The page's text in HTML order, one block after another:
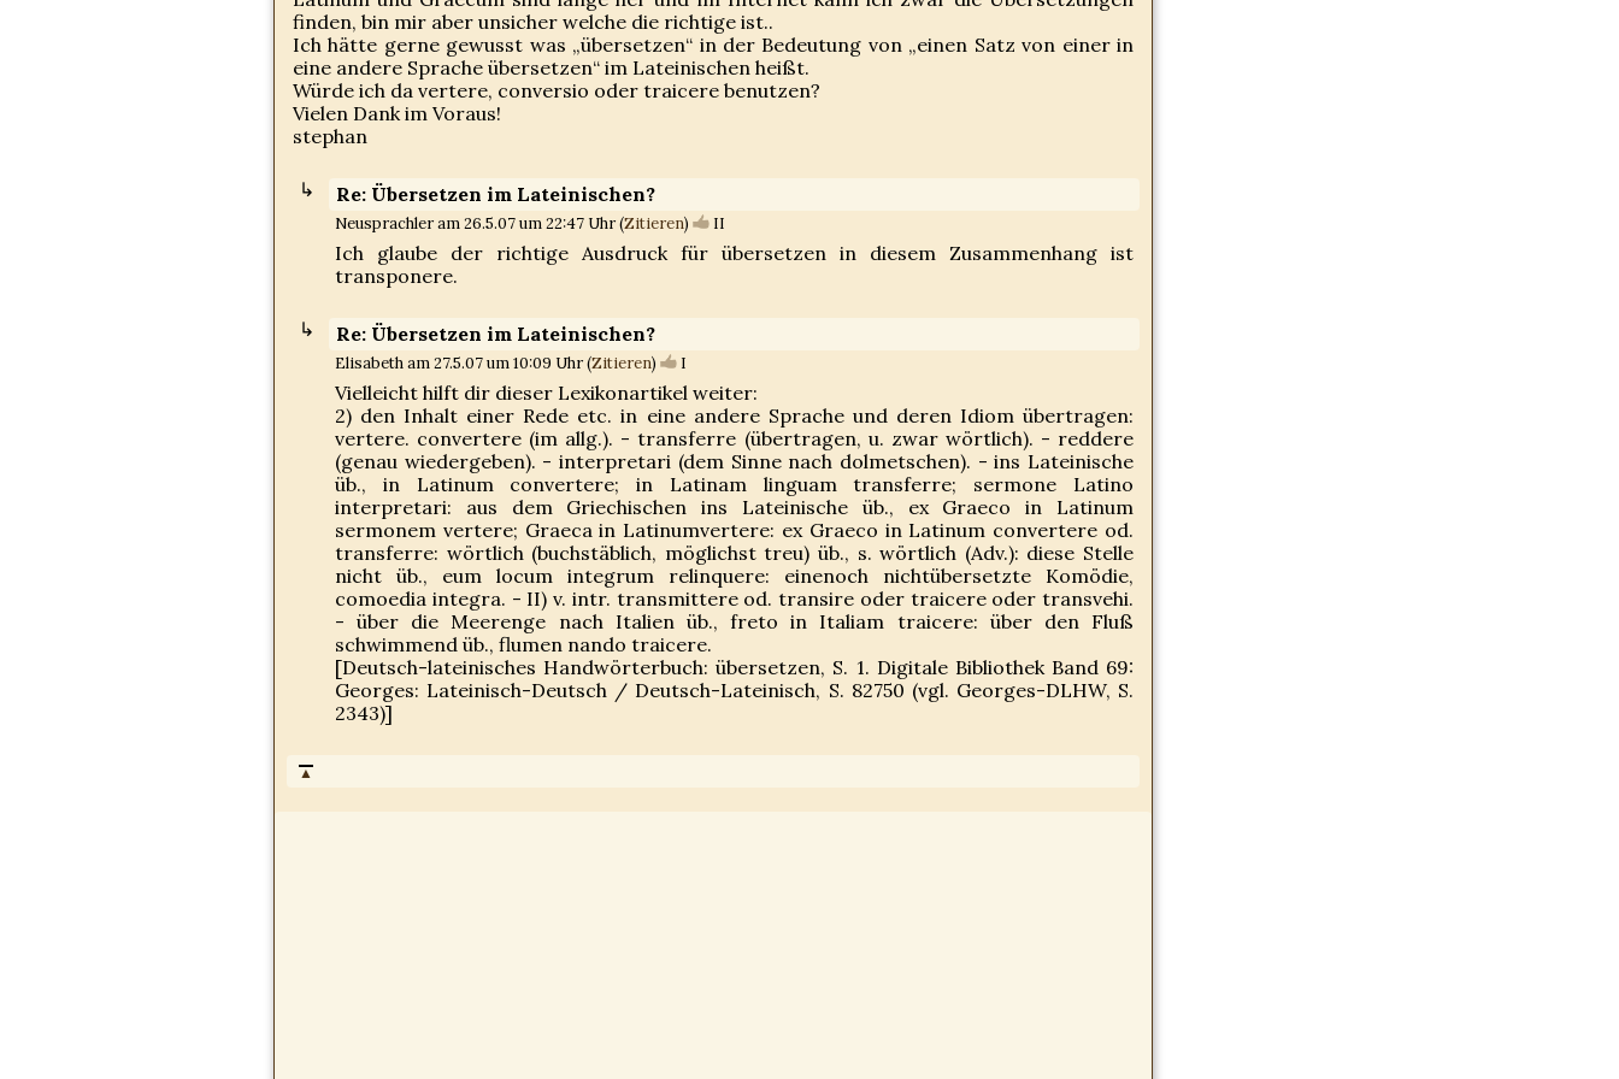
finden, bin mir aber unsicher welche die richtige ist..
Ich hätte gerne gewusst was „übersetzen“ in der Bedeutung von „einen Satz von einer in
eine andere Sprache übersetzen“ im Lateinischen heißt.
Würde ich da vertere, conversio oder traicere benutzen?
Vielen Dank im Voraus!
stephan
Re: Übersetzen im Lateinischen?
Neusprachler am 26.5.07 um 22:47 Uhr (Zitieren) II
Ich glaube der richtige Ausdruck für übersetzen in diesem Zusammenhang ist
transponere.
Re: Übersetzen im Lateinischen?
Elisabeth am 27.5.07 um 10:09 Uhr (Zitieren) I
Vielleicht hilft dir dieser Lexikonartikel weiter:
2) den Inhalt einer Rede etc. in eine andere Sprache und deren Idiom übertragen:
vertere. convertere (im allg.). - transferre (übertragen, u. zwar wörtlich). - reddere
(genau wiedergeben). - interpretari (dem Sinne nach dolmetschen). - ins Lateinische
üb., in Latinum convertere; in Latinam linguam transferre; sermone Latino
interpretari: aus dem Griechischen ins Lateinische üb., ex Graeco in Latinum
sermonem vertere; Graeca in Latinumvertere: ex Graeco in Latinum convertere od.
transferre: wörtlich (buchstäblich, möglichst treu) üb., s. wörtlich (Adv.): diese Stelle
nicht üb., eum locum integrum relinquere: einenoch nichtübersetzte Komödie,
comoedia integra. - II) v. intr. transmittere od. transire oder traicere oder transvehi.
- über die Meerenge nach Italien üb., freto in Italiam traicere: über den Fluß
schwimmend üb., flumen nando traicere.
[Deutsch-lateinisches Handwörterbuch: übersetzen, S. 1. Digitale Bibliothek Band 69:
Georges: Lateinisch-Deutsch / Deutsch-Lateinisch, S. 82750 (vgl. Georges-DLHW, S.
2343)]
▲